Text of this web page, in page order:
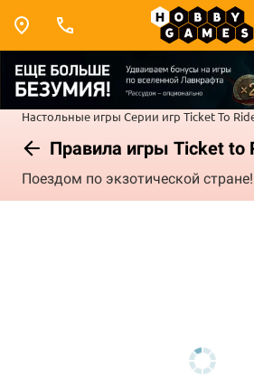
Настольные игры Серии игр Ticket To
Правила игры Ticket to
Поездом по экзотической стране!